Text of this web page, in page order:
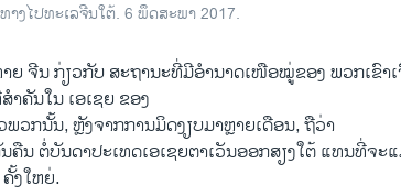
າງໄປທະເລຈີນໃຕ້. 6 ພຶດສະພາ 2017.
ຍ ຈີນ ກ່ຽວກັບ ສະຖານະທີ່ມີອຳນາດເໜືອໝູ່ຂອງ ພວກເຂົາ
ຄັນໃນ ເອເຊຍ ຂອງ
ວກນັ້ນ, ຫຼັງຈາກການມິດງຽບມາຫຼາຍເດືອນ, ຖືວ່າ
ຄືນ ຕໍ່ບັນດາປະເທດເອເຊຍຕາເວັນອອກສຽງໃຕ້ ແທນທີ່ຈະ
ງໃຫຍ່.